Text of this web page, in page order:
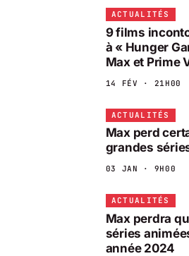
ACTUALITÉS
9 films
à « Hunger
Max et Prime
14 FÉV · 21H00
ACTUALITÉS
Max perd
grandes
03 JAN · 9H00
ACTUALITÉS
Max perdra
séries
année 2024